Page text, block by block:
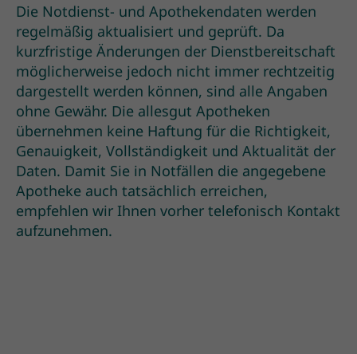
Die Notdienst- und Apothekendaten werden
regelmäßig aktualisiert und geprüft. Da
kurzfristige Änderungen der Dienstbereitschaft
möglicherweise jedoch nicht immer rechtzeitig
dargestellt werden können, sind alle Angaben
ohne Gewähr. Die allesgut Apotheken
übernehmen keine Haftung für die Richtigkeit,
Genauigkeit, Vollständigkeit und Aktualität der
Daten. Damit Sie in Notfällen die angegebene
Apotheke auch tatsächlich erreichen,
empfehlen wir Ihnen vorher telefonisch Kontakt
aufzunehmen.